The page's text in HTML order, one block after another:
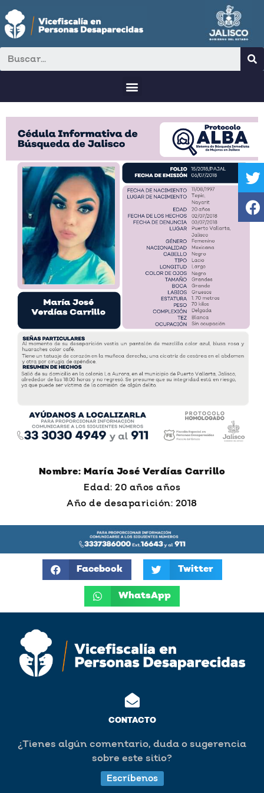
Nombre: María José Verdías Carrillo
Edad: 20 años años
Año de desaparición: 2018
Facebook Twitter
WhatsApp
CONTACTO
¿Tienes algún comentario, duda o sugerencia
sobre este sitio?
Escríbenos